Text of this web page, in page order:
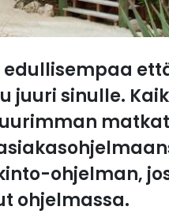
juuri sinulle.
ohjelman,
ohjelmassa.